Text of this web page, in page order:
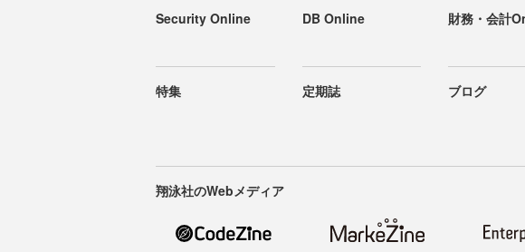
Security Online DB Online 財務・会計
特集 定期誌 ブログ
翔泳社のWebメディア